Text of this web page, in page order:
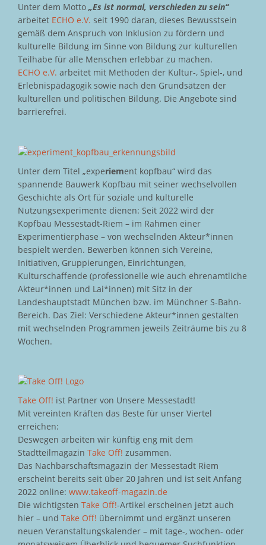
Unter dem Motto „Es ist normal, verschieden zu sein“
arbeitet ECHO e.V. seit 1990 daran, dieses Bewusstsein
gemäß dem Anspruch von Inklusion zu fördern und
kulturelle Bildung im Sinne von Bildung zur kulturellen
Teilhabe für alle Menschen erlebbar zu machen.
ECHO e.V. arbeitet mit Methoden der Kultur-, Spiel-, und
Erlebnispädagogik sowie nach den Grundsätzen der
kulturellen und politischen Bildung. Die Angebote sind
barrierefrei.
Unter dem Titel „experiement kopfbau“ wird das
spannende Bauwerk Kopfbau mit seiner wechselvollen
Geschichte als Ort für soziale und kulturelle
Nutzungsexperimente dienen: Seit 2022 wird der
Kopfbau Messestadt-Riem – im Rahmen einer
Experimentierphase – von wechselnden Akteur*innen
bespielt werden. Bewerben können sich Vereine,
Initiativen, Gruppierungen, Einrichtungen,
Kulturschaffende (professionelle wie auch ehrenamtliche
Akteur*innen und Lai*innen) mit Sitz in der
Landeshauptstadt München bzw. im Münchner S-Bahn-
Bereich. Das Ziel: Verschiedene Akteur*innen gestalten
mit wechselnden Programmen jeweils Zeiträume bis zu 8
Wochen.
Take Off! ist Partner von Unsere Messestadt!
Mit vereinten Kräften das Beste für unser Viertel
erreichen:
Deswegen arbeiten wir künftig eng mit dem
Stadtteilmagazin Take Off! zusammen.
Das Nachbarschaftsmagazin der Messestadt Riem
erscheint bereits seit über 20 Jahren und ist seit Anfang
2022 online: www.takeoff-magazin.de
Die wichtigsten Take Off!-Artikel erscheinen jetzt auch
hier – und Take Off! übernimmt und ergänzt unseren
neuen Veranstaltungskalender – mit tage-, wochen- oder